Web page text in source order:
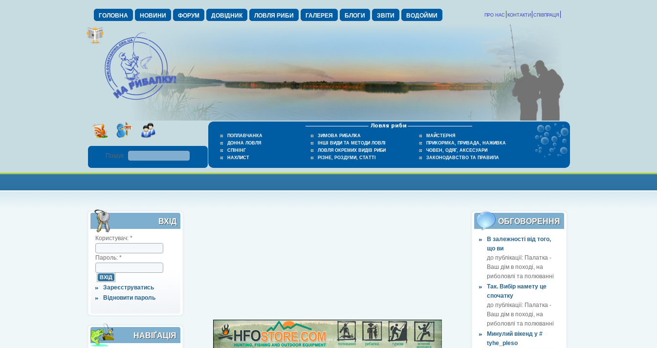
ГОЛОВНА НОВИНИ ФОРУМ ДОВІДНИК ЛОВЛЯ РИБИ ГАЛЕРЕЯ БЛОГИ ЗВІТИ ВОДОЙМИ СПІВПРАЦЯ
КОНТАКТИ
ПРО НАС
ПОПЛАВЧАНКА
ДОННА ЛОВЛЯ
СПІНІНГ
НАХЛИСТ
ЗИМОВА РИБАЛКА
ІНШІ ВИДИ ТА МЕТОДИ ЛОВЛІ
ЛОВЛЯ ОКРЕМИХ ВИДІВ РИБИ
РІЗНЕ, РОЗДУМИ, СТАТТІ
МАЙСТЕРНЯ
ПРИКОРМКА, ПРИВАДА, НАЖИВКА
ЧОВЕН, ОДЯГ, АКСЕСУАРИ
ЗАКОНОДАВСТВО ТА ПРАВИЛА
Пошук :
ВХІД
Користувач: *
Пароль: *
Зареєструватись
Відновити пароль
НАВІҐАЦІЯ
ОБГОВОРЕННЯ
В залежності від того,
що ви
до публікації: Палатка -
Ваш дім в поході, на
риболовлі та полюванні
Так. Вибір намету це
спочатку
до публікації: Палатка -
Ваш дім в поході, на
риболовлі та полюванні
Минулий вікенд у #
tyhe_pleso